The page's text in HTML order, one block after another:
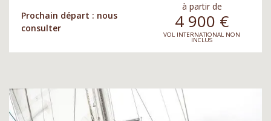
Prochain départ : nous
consulter
à partir de
4 900 €
VOL INTERNATIONAL NON
INCLUS